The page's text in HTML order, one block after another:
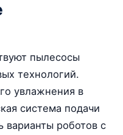
пылесосы
технологий.
увлажнения в
система подачи
варианты роботов с